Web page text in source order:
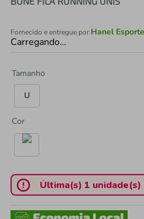
Fornecido e entregue por Hanel
Carregando…
Tamanho
U
Cor
Última(s) 1 unidade(s)